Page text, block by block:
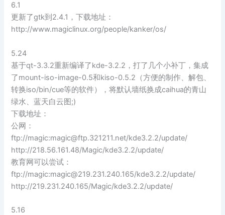
6.1
更新了gtk到2.4.1，下载地址：
http://www.magiclinux.org/people/kanker/os/
5.24
基于qt-3.3.2重新编译了kde-3.2.2，打了几个小补丁，集成
了mount-iso-image-0.5和kiso-0.5.2（方便的制作、解包、
转换iso/bin/cue等的软件），将默认墙纸换成caihua的青山
绿水、蓝天白云图;)
下载地址：
公网：
ftp://magic:magic@ftp.321211.net/kde3.2.2/update/
http://218.56.161.48/Magic/kde3.2.2/update/
教育网可以尝试：
ftp://magic:magic@219.231.240.165/kde3.2.2/update/
http://219.231.240.165/Magic/kde3.2.2/update/
5.16